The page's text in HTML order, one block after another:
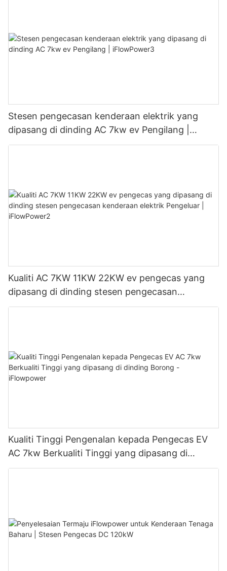
Stesen pengecasan kenderaan elektrik yang
dipasang di dinding AC 7kw ev Pengilang |
iFlowPower3
Kualiti AC 7KW 11KW 22KW ev pengecas yang
dipasang di dinding stesen pengecasan
kenderaan elektrik Pengeluar | iFlowPower2
Kualiti Tinggi Pengenalan kepada Pengecas EV
AC 7kw Berkualiti Tinggi yang dipasang di
dinding Borong - iFlowpower